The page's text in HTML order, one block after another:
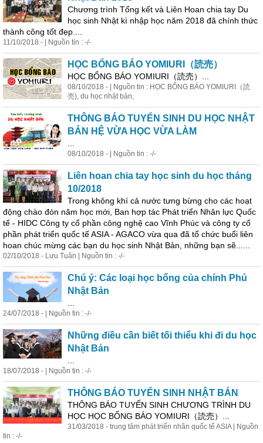
Chương trình Tổng kết và Liên Hoan chia tay Du
học sinh Nhật kì nhập học năm 2018 đã chính thức
thành công tốt đẹp....
11/10/2018 - | Nguồn tin : -/-
HỌC BỔNG BÁO YOMIURI（読売）
HỌC BỔNG BÁO YOMIURI（読売）...
08/10/2018 - | Nguồn tin : HỌC BỔNG BÁO YOMIURI（読
売), du học nhật bản,
THÔNG BÁO TUYỂN SINH DU HỌC NHẬT
BẢN HỆ VỪA HỌC VỪA LÀM
08/10/2018 - | Nguồn tin : -/-
Liên hoan chia tay học sinh du học tháng
10/2018
Trong không khí cả nước tưng bừng cho các hoạt
động chào đón năm học mới, Ban hợp tác Phát triển Nhân lực Quốc
tế - HIDC Công ty cổ phần công nghệ cao Vĩnh Phúc và công ty cổ
phần phát triển quốc tế ASIA - AGACO vừa qua đã tổ chức buổi liên
hoan chúc mừng các bạn du học sinh Nhật Bản, những bạn sẽ......
02/10/2018 - Lưu Tuân | Nguồn tin : -/-
Chú ý: Các loại học bổng của chính Phủ
Nhật Bản
24/07/2018 - | Nguồn tin : -/-
Những điều cần biết tối thiểu khi đi du học
Nhật Bản
18/07/2018 - | Nguồn tin : -/-
THÔNG BÁO TUYỂN SINH NHẬT BẢN
THÔNG BÁO TUYỂN SINH CHƯƠNG TRÌNH DU
HỌC HỌC BỔNG BÁO YOMIURI（読売）...
31/03/2018 - trung tâm phát triển nhân quốc tế ASIA | Nguồn
tin : -/-